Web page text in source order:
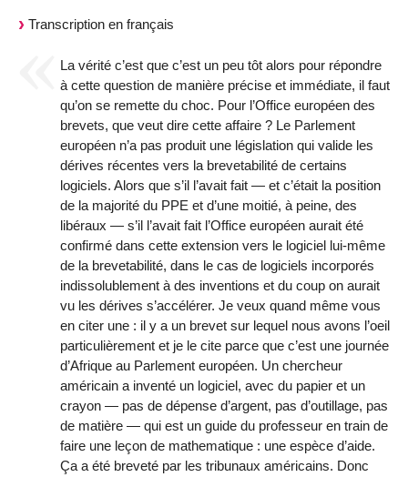
Transcription en français
La vérité c’est que c’est un peu tôt alors pour répondre
à cette question de manière précise et immédiate, il faut
qu’on se remette du choc. Pour l’Office européen des
brevets, que veut dire cette affaire ? Le Parlement
européen n’a pas produit une législation qui valide les
dérives récentes vers la brevetabilité de certains
logiciels. Alors que s’il l’avait fait — et c’était la position
de la majorité du PPE et d’une moitié, à peine, des
libéraux — s’il l’avait fait l’Office européen aurait été
confirmé dans cette extension vers le logiciel lui-même
de la brevetabilité, dans le cas de logiciels incorporés
indissolublement à des inventions et du coup on aurait
vu les dérives s’accélérer. Je veux quand même vous
en citer une : il y a un brevet sur lequel nous avons l’oeil
particulièrement et je le cite parce que c’est une journée
d’Afrique au Parlement européen. Un chercheur
américain a inventé un logiciel, avec du papier et un
crayon — pas de dépense d’argent, pas d’outillage, pas
de matière — qui est un guide du professeur en train de
faire une leçon de mathematique : une espèce d’aide.
Ça a été breveté par les tribunaux américains. Donc